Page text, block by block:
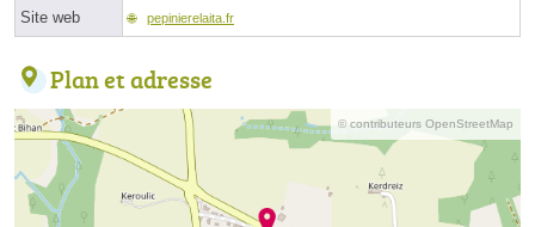
Site web pepinierelaita.fr
Plan et adresse
© contributeurs OpenStreetMap